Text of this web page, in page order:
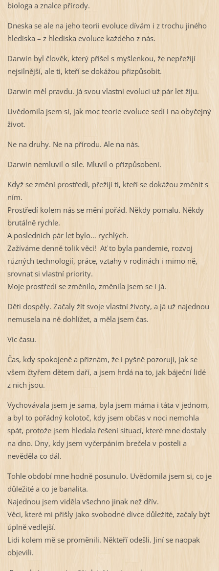
biologa a znalce přírody.
Dneska se ale na jeho teorii evoluce dívám i z trochu jiného
hlediska – z hlediska evoluce každého z nás.
Darwin byl člověk, který přišel s myšlenkou, že nepřežijí
nejsilnější, ale ti, kteří se dokážou přizpůsobit.
Darwin měl pravdu. Já svou vlastní evoluci už pár let žiju.
Uvědomila jsem si, jak moc teorie evoluce sedí i na obyčejný
život.
Ne na druhy. Ne na přírodu. Ale na nás.
Darwin nemluvil o síle. Mluvil o přizpůsobení.
Když se změní prostředí, přežijí ti, kteří se dokážou změnit s
ním.
Prostředí kolem nás se mění pořád. Někdy pomalu. Někdy
brutálně rychle.
A posledních pár let bylo… rychlých.
Zažíváme denně tolik věcí! Ať to byla pandemie, rozvoj
různých technologií, práce, vztahy v rodinách i mimo ně,
srovnat si vlastní priority.
Moje prostředí se změnilo, změnila jsem se i já.
Děti dospěly. Začaly žít svoje vlastní životy, a já už najednou
nemusela na ně dohlížet, a měla jsem čas.
Víc času.
Čas, kdy spokojeně a přiznám, že i pyšně pozoruji, jak se
všem čtyřem dětem daří, a jsem hrdá na to, jak báječní lidé
z nich jsou.
Vychovávala jsem je sama, byla jsem máma i táta v jednom,
a byl to pořádný kolotoč, kdy jsem občas v noci nemohla
spát, protože jsem hledala řešení situací, které mne dostaly
na dno. Dny, kdy jsem vyčerpáním brečela v posteli a
nevěděla co dál.
Tohle období mne hodně posunulo. Uvědomila jsem si, co je
důležité a co je banalita.
Najednou jsem viděla všechno jinak než dřív.
Věci, které mi přišly jako svobodné dívce důležité, začaly být
úplně vedlejší.
Lidi kolem mě se proměnili. Někteří odešli. Jiní se naopak
objevili.